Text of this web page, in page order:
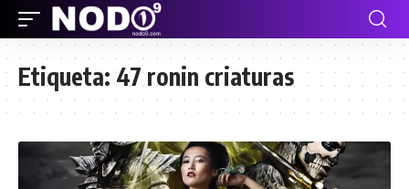
Etiqueta:47 ronin criaturas